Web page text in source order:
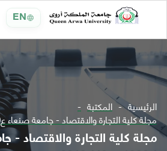
EN
الرئيسية المكتبة
مجلة كلية التجارة والاقتصاد - جامعة صنعاء ع10 ل1998 -ع40ل2013